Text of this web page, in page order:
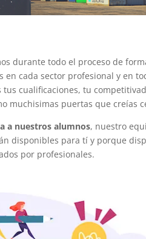
durante todo el proceso de
en cada sector profesional y en
cualificaciones, tu
muchisimas puertas que creías
a nuestros alumnos, nuestro
disponibles para tí y porque
por profesionales.